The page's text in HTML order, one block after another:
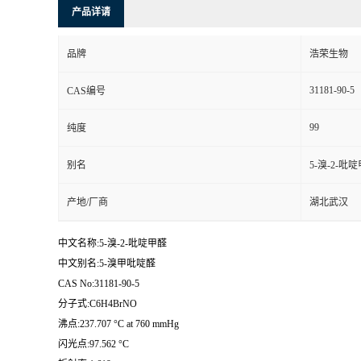
产品详请
品牌 浩荣生物
CAS编号 31181-90-5
纯度 99
别名 5-溴-2-吡啶
产地/厂商 湖北武汉
中文名称:5-溴-2-吡啶甲醛
中文别名:5-溴甲吡啶醛
CAS No:31181-90-5
分子式:C6H4BrNO
沸点:237.707 °C at 760 mmHg
闪光点:97.562 °C